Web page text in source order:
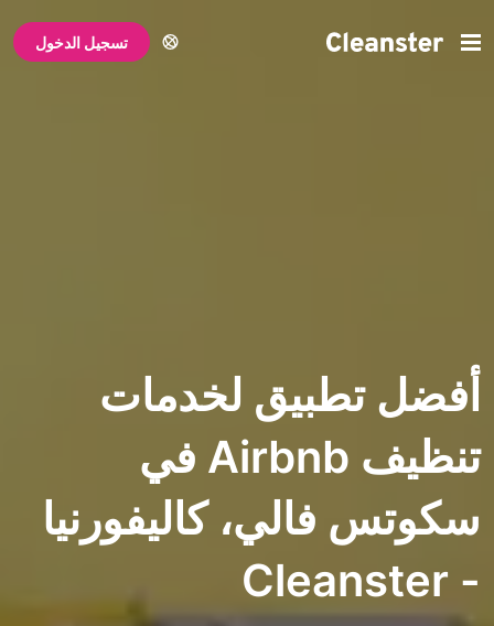
تسجيل الدخول
تطبيق لخدمات
تنظيف Airbnb في
فالي، كاليفورنيا